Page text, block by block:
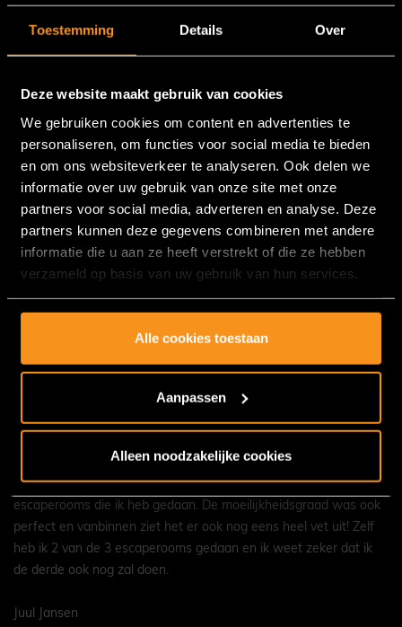
Toestemming Details Over
Deze website maakt gebruik van cookies
We gebruiken cookies om content en advertenties te
personaliseren, om functies voor social media te bieden
en om ons websiteverkeer te analyseren. Ook delen we
informatie over uw gebruik van onze site met onze
partners voor social media, adverteren en analyse. Deze
partners kunnen deze gegevens combineren met andere
informatie die u aan ze heeft verstrekt of die ze hebben
verzameld op basis van uw gebruik van hun services.
Alle cookies toestaan
Aanpassen
Alleen noodzakelijke cookies
Vriendelijke en attente gastheer. Leuke introductie op de
gespeeld escaperoom. De kamer zit goed in elkaar met
om meer!
Chiel Franssen
Super vette ervaring!
Voor mij was dit een super vette ervaring! De sfeer is perfect
en verrassende combinaties van puzzels. Daarbij een erg
Peije Es
De opdrachten waren erg orgineel vergeleken met andere
escaperooms die ik heb gedaan. De moeilijkheidsgraad was ook
perfect en vanbinnen ziet het er ook nog eens heel vet uit! Zelf
heb ik 2 van de 3 escaperooms gedaan en ik weet zeker dat ik
de derde ook nog zal doen.
Juul Jansen